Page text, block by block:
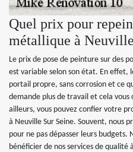
Quel prix pour
métallique à
Le prix de pose de peinture sur des
est variable selon son état. En effet,
portail propre, sans corrosion et ce
demande plus de travail et cela
ailleurs, vous pouvez confier votre
à Neuville Sur Seine. Souvent, nous
pour ne pas dépasser leurs
bénéficier de nos services de qualité